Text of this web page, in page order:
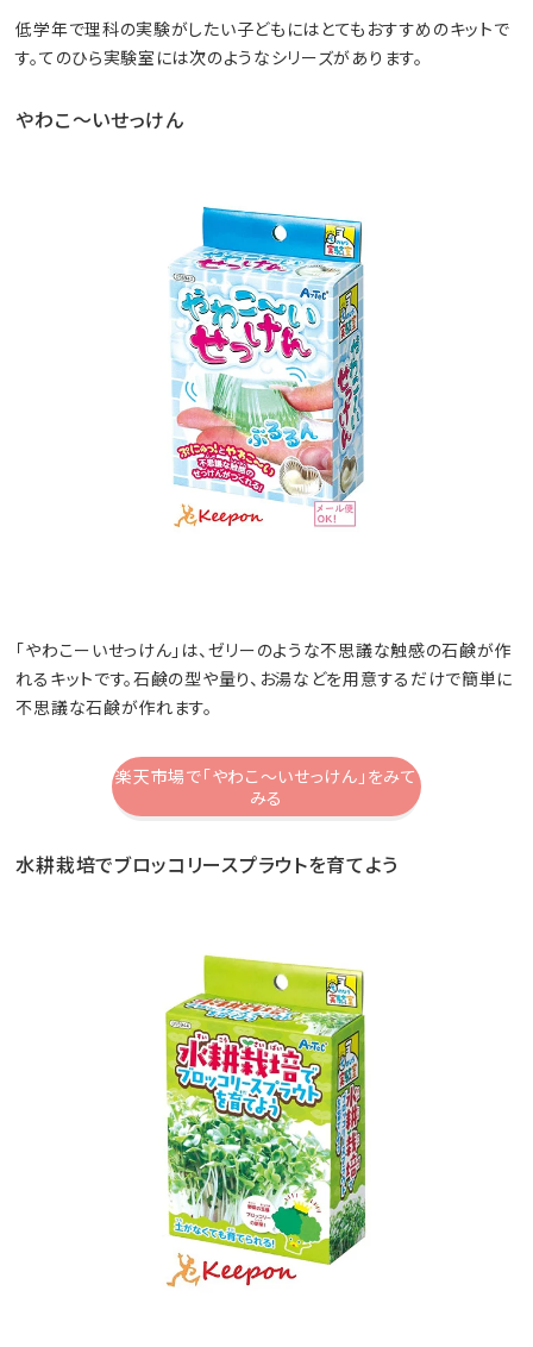
低学年で理科の実験がしたい子どもにはとてもおすすめのキットで
す。てのひら実験室には次のようなシリーズがあります。
やわこ～いせっけん
「やわこーいせっけん」は、ゼリーのような不思議な触感の石鹸が作
れるキットです。石鹸の型や量り、お湯などを用意するだけで簡単に
不思議な石鹸が作れます。
楽天市場で「やわこ～いせっけん」をみて
みる
水耕栽培でブロッコリースプラウトを育てよう